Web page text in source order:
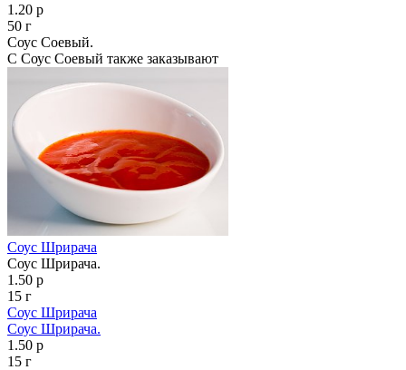
1.20 р
50 г
Соус Соевый.
С Соус Соевый также заказывают
Соус Шрирача
Соус Шрирача.
1.50 р
15 г
Соус Шрирача
Соус Шрирача.
1.50 р
15 г